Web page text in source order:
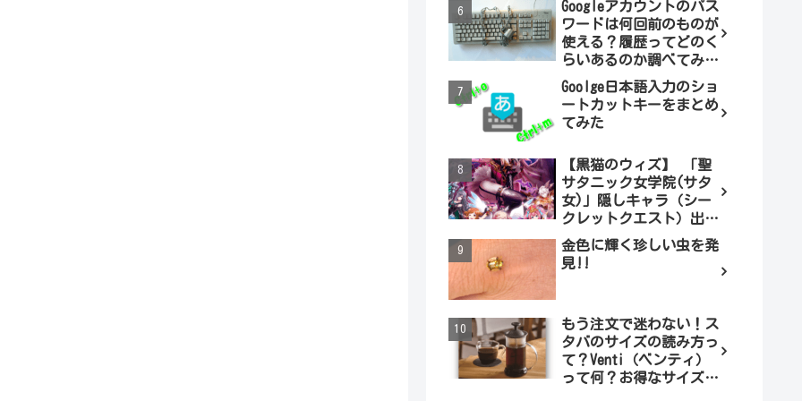
Googleアカウントのパス
ワードは何回前のものが
使える？履歴ってどのく
らいあるのか調べてみま
した。
Goolge日本語入力のショ
ートカットキーをまとめ
てみた
【黒猫のウィズ】 「聖
サタニック女学院(サタ
女)」隠しキャラ（シー
クレットクエスト）出現
条件とは（ノーマル編）
金色に輝く珍しい虫を発
見!!
もう注文で迷わない！ス
タバのサイズの読み方っ
て？Venti（ベンティ）
って何？お得なサイズも